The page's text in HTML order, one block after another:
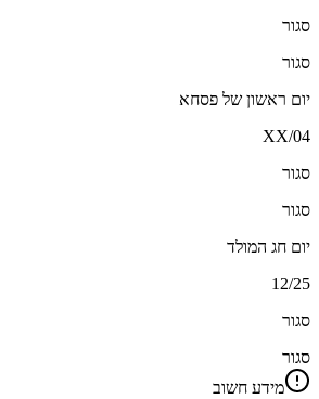
סגור
סגור
יום ראשון של פסחא
04/XX
סגור
סגור
יום חג המולד
12/25
סגור
סגור
מידע חשוב